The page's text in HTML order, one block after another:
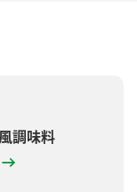
調味料